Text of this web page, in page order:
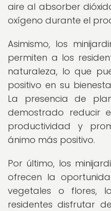
aire al absorber
oxígeno durante el
Asimismo, los
permiten a los
naturaleza, lo que
positivo en su
La presencia de
demostrado reducir
productividad y
ánimo más positivo.
Por último, los
ofrecen la
vegetales o flores,
residentes disfrutar